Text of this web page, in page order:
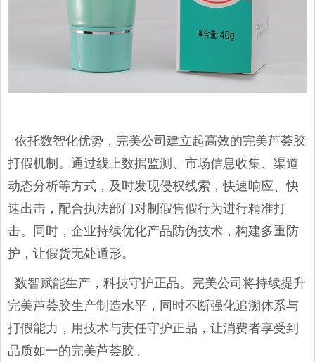
依托数智化优势，完美公司建立起高效的完美芦荟胶
打假机制。通过线上数据监测、市场信息收集、渠道
动态分析等方式，及时发现侵权线索，快速响应、快
速出击，配合执法部门对制假售假行为进行精准打
击。同时，企业持续优化产品防伪技术，构建多重防
护，让假货无处遁形。
数智赋能生产，科技守护正品。完美公司将持续提升
完美芦荟胶生产制造水平，同时不断强化追溯体系与
打假能力，用技术与责任守护正品，让消费者享受到
品质如一的完美芦荟胶。